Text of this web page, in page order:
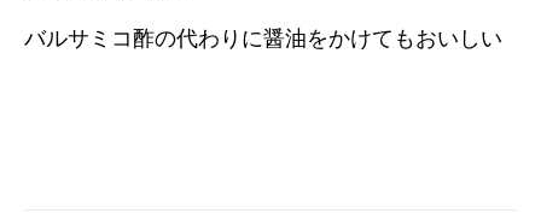
バルサミコ酢の代わりに醤油をかけてもおいしい